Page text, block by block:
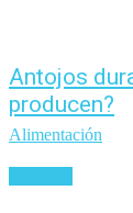
Antojos
producen?
Alimentación